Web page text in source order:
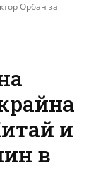
Орбан за
и
в